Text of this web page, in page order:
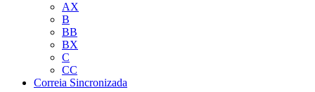
AX
B
BB
BX
C
CC
Correia Sincronizada